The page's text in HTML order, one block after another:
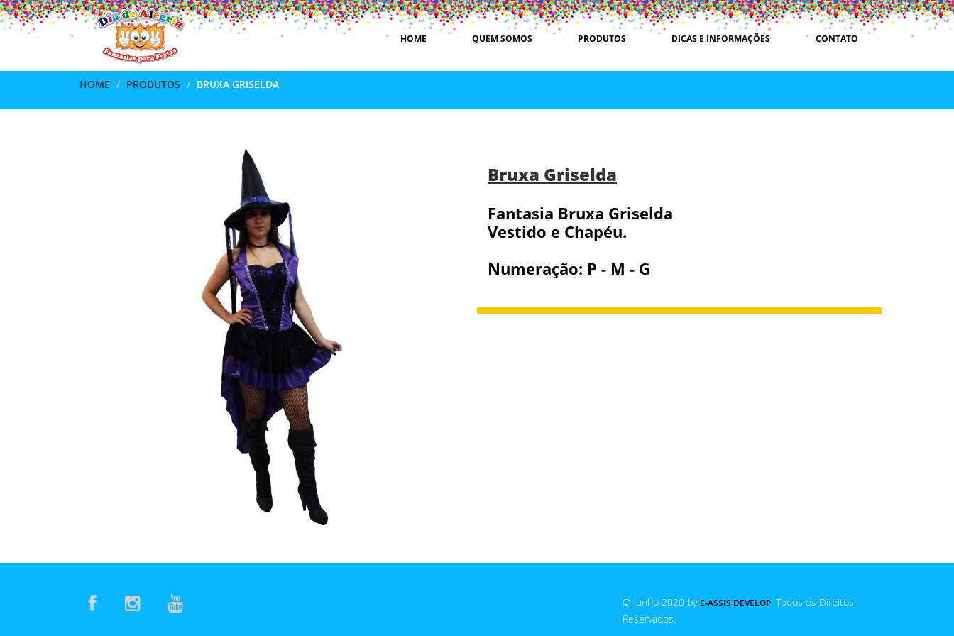
HOME QUEM SOMOS PRODUTOS DICAS E INFORMAÇÕES CONTATO
HOME PRODUTOS BRUXA GRISELDA
Bruxa Griselda
Fantasia Bruxa Griselda
Vestido e Chapéu.
Numeração: P - M - G
© Junho 2020 by E-ASSIS DEVELOP. Todos os Direitos
Reservados.